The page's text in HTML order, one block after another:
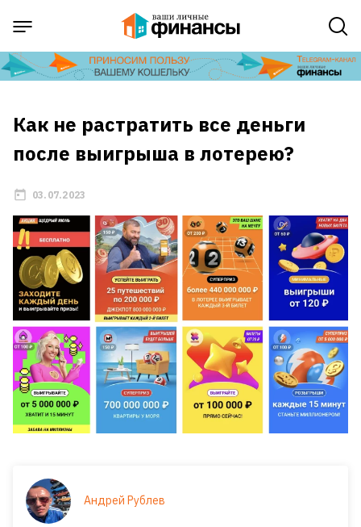
Как не растратить все деньги
после выигрыша в лотерею?
03.07.2023
Андрей Рублев